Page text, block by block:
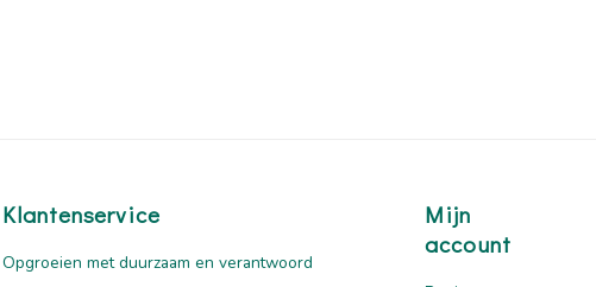
Klantenservice
Opgroeien met duurzaam en verantwoord
Mijn
account